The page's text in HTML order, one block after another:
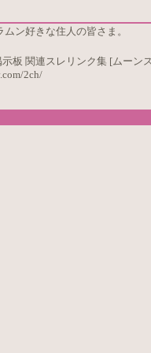
ン好きな住人の皆さま。
板 関連スレリンク集 [ムーン
2ch/